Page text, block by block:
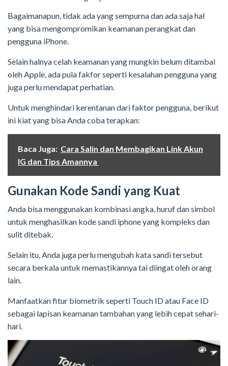
Bagaimanapun, tidak ada yang sempurna dan ada saja hal
yang bisa mengompromikan keamanan perangkat dan
pengguna iPhone.
Selain halnya celah keamanan yang mungkin belum ditambal
oleh Apple, ada pula fakfor seperti kesalahan pengguna yang
juga perlu mendapat perhatian.
Untuk menghindari kerentanan dari faktor pengguna, berikut
ini kiat yang bisa Anda coba terapkan:
Baca Juga: Cara Salin dan Membagikan Link Akun
IG dan Tips Amannya
Gunakan Kode Sandi yang Kuat
Anda bisa menggunakan kombinasi angka, huruf dan simbol
untuk menghasilkan kode sandi iphone yang kompleks dan
sulit ditebak.
Selain itu, Anda juga perlu mengubah kata sandi tersebut
secara berkala untuk memastikannya tai diingat oleh orang
lain.
Manfaatkan fitur biometrik seperti Touch ID atau Face ID
sebagai lapisan keamanan tambahan yang lebih cepat sehari-
hari.